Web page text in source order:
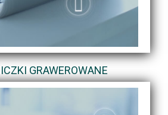
GRAWEROWANE